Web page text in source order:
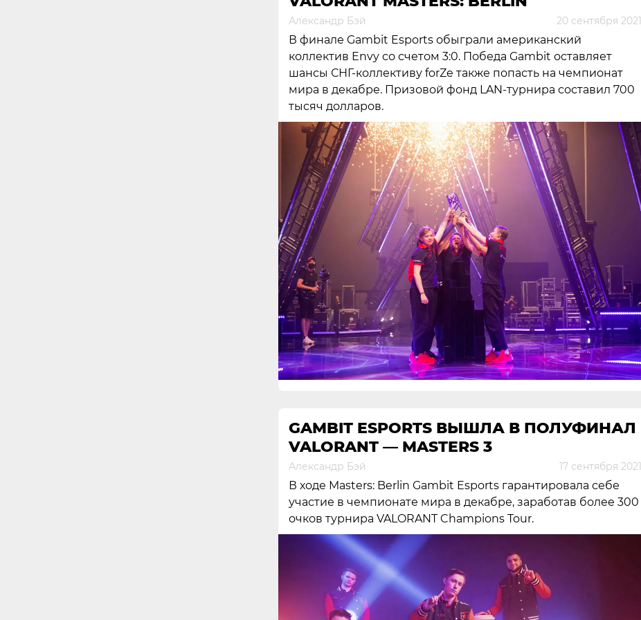
Александр Бэй 20 сентября 2021
В финале Gambit Esports обыграли американский
коллектив Envy со счетом 3:0. Победа Gambit оставляет
шансы СНГ-коллективу forZe также попасть на чемпионат
мира в декабре. Призовой фонд LAN-турнира составил 700
тысяч долларов.
GAMBIT ESPORTS ВЫШЛА В ПОЛУФИНАЛ
VALORANT — MASTERS 3
Александр Бэй 17 сентября 2021
В ходе Masters: Berlin Gambit Esports гарантировала себе
участие в чемпионате мира в декабре, заработав более 300
очков турнира VALORANT Champions Tour.